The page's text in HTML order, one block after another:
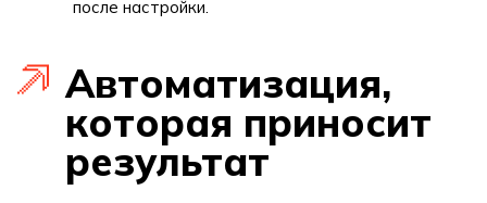
после настройки.
Автоматизация,
которая приносит
результат